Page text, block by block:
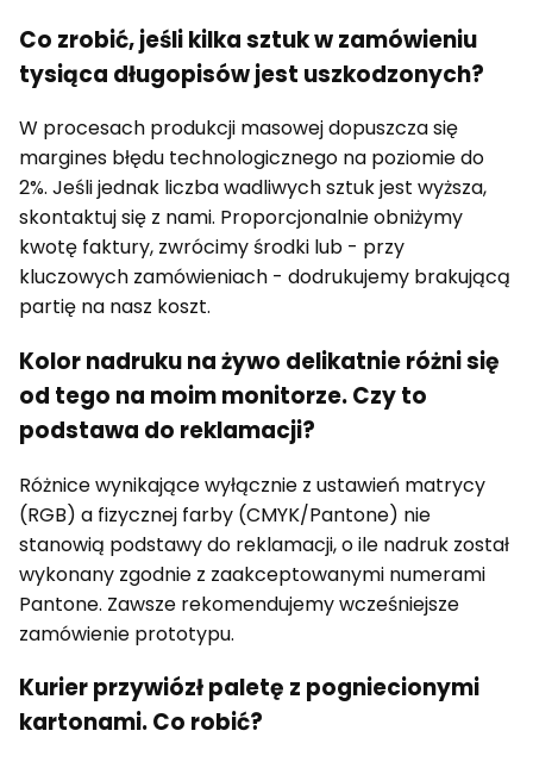
Co zrobić, jeśli kilka sztuk w zamówieniu
tysiąca długopisów jest uszkodzonych?
W procesach produkcji masowej dopuszcza się
margines błędu technologicznego na poziomie do
2%. Jeśli jednak liczba wadliwych sztuk jest wyższa,
skontaktuj się z nami. Proporcjonalnie obniżymy
kwotę faktury, zwrócimy środki lub - przy
kluczowych zamówieniach - dodrukujemy brakującą
partię na nasz koszt.
Kolor nadruku na żywo delikatnie różni się
od tego na moim monitorze. Czy to
podstawa do reklamacji?
Różnice wynikające wyłącznie z ustawień matrycy
(RGB) a fizycznej farby (CMYK/Pantone) nie
stanowią podstawy do reklamacji, o ile nadruk został
wykonany zgodnie z zaakceptowanymi numerami
Pantone. Zawsze rekomendujemy wcześniejsze
zamówienie prototypu.
Kurier przywiózł paletę z pogniecionymi
kartonami. Co robić?